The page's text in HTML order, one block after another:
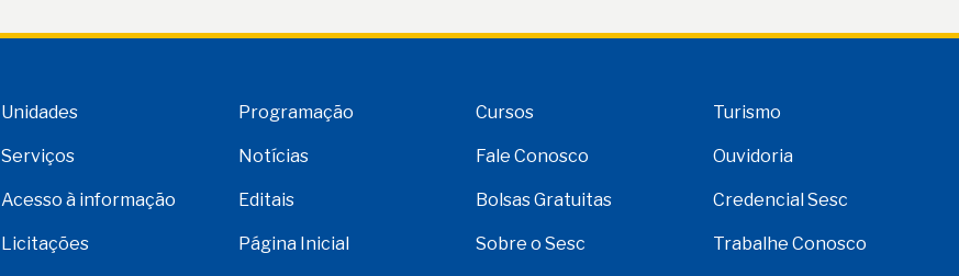
Unidades Programação Cursos Turismo
Serviços Notícias Fale Conosco Ouvidoria
Acesso à informação Editais Bolsas Gratuitas Credencial Sesc
Licitações Página Inicial Sobre o Sesc Trabalhe Conosco